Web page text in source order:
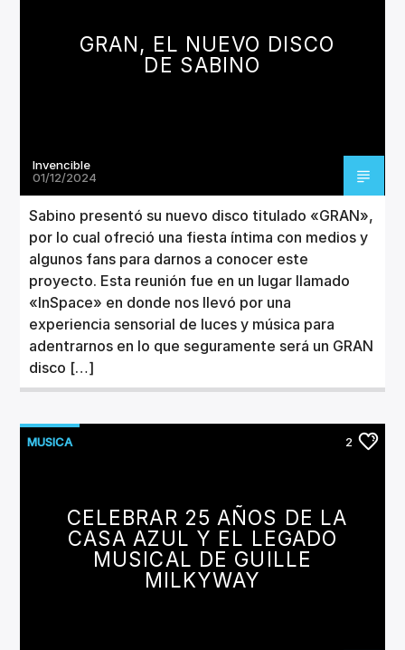
GRAN, EL NUEVO DISCO
DE SABINO
Invencible
01/12/2024
Sabino presentó su nuevo disco titulado «GRAN»,
por lo cual ofreció una fiesta íntima con medios y
algunos fans para darnos a conocer este
proyecto. Esta reunión fue en un lugar llamado
«InSpace» en donde nos llevó por una
experiencia sensorial de luces y música para
adentrarnos en lo que seguramente será un GRAN
disco […]
MUSICA 2
CELEBRAR 25 AÑOS DE LA
CASA AZUL Y EL LEGADO
MUSICAL DE GUILLE
MILKYWAY